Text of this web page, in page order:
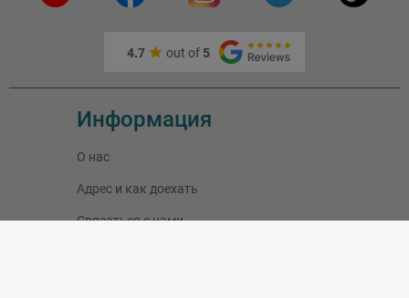
4.7 out of 5
Информация
О нас
Адрес и как доехать
Связаться с нами